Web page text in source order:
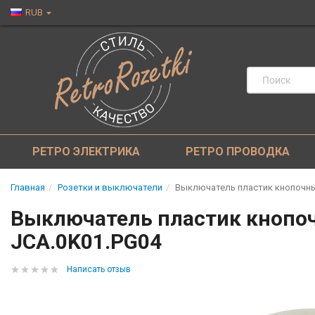
RUB
РЕТРО ЭЛЕКТРИКА РЕТРО ПРОВОДКА
Главная Розетки и выключатели Выключатель пластик
Выключатель пластик
JCA.0K01.PG04
Написать отзыв